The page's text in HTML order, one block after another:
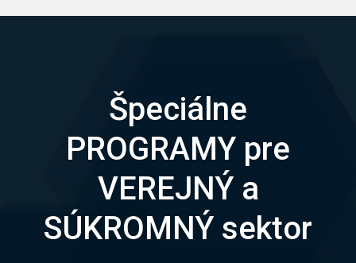
Špeciálne
PROGRAMY pre
VEREJNÝ a
SÚKROMNÝ sektor